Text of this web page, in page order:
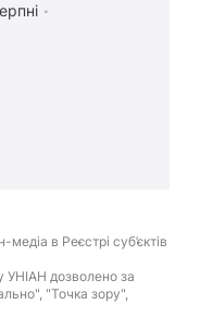
в Реєстрі суб’єктів
УНІАН дозволено за
"Точка зору",